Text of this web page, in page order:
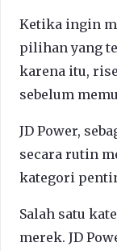
Ketika ingin
pilihan yang
karena itu,
sebelum
JD Power,
secara rutin
kategori
Salah satu
merek. JD